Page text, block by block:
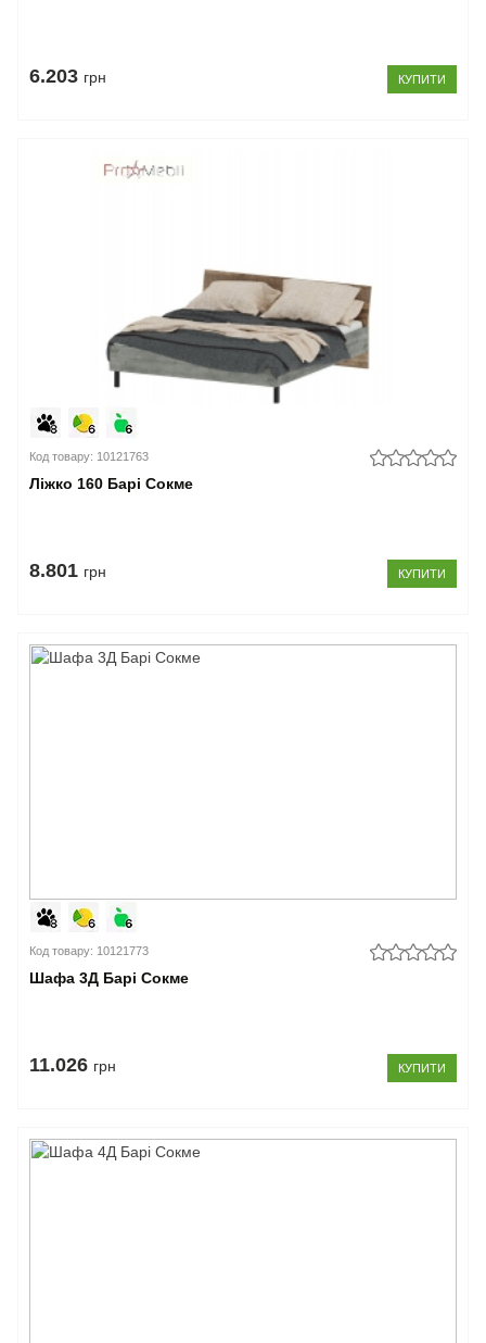
6.203 грн КУПИТИ
Код товару: 10121763
Ліжко 160 Барі Сокме
8.801 грн КУПИТИ
Код товару: 10121773
Шафа 3Д Барі Сокме
11.026 грн КУПИТИ